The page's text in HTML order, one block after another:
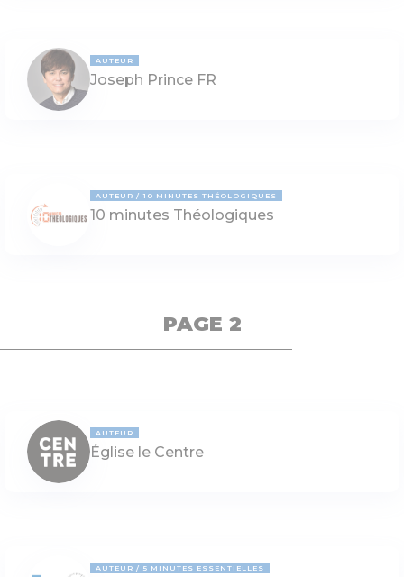
AUTEUR
Joseph Prince FR
AUTEUR 10 MINUTES THÉOLOGIQUES
10 minutes Théologiques
PAGE 2
AUTEUR
Église le Centre
AUTEUR 5 MINUTES ESSENTIELLES